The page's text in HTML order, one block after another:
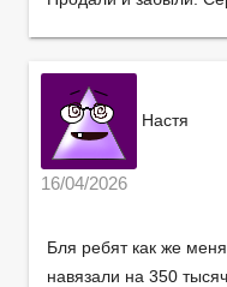
Настя
16/04/2026
Бля ребят как же
навязали на 350